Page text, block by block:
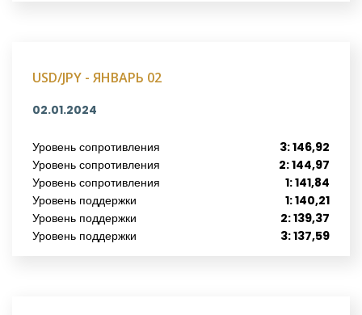
USD/JPY - ЯНВАРЬ 02
02.01.2024
Уровень сопротивления
3: 146,92
Уровень сопротивления
2: 144,97
Уровень сопротивления
1: 141,84
Уровень поддержки
1: 140,21
Уровень поддержки
2: 139,37
Уровень поддержки
3: 137,59